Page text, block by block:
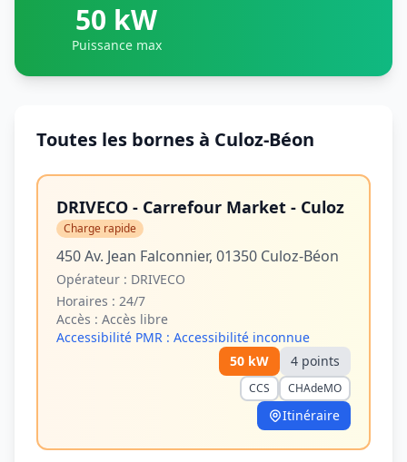
50 kW
Puissance max
Toutes les bornes à Culoz-Béon
DRIVECO - Carrefour Market - Culoz
Charge rapide
450 Av. Jean Falconnier, 01350 Culoz-Béon
Opérateur : DRIVECO
Horaires : 24/7
Accès : Accès libre
Accessibilité PMR : Accessibilité inconnue
50 kW 4 points
CCS CHAdeMO
Itinéraire